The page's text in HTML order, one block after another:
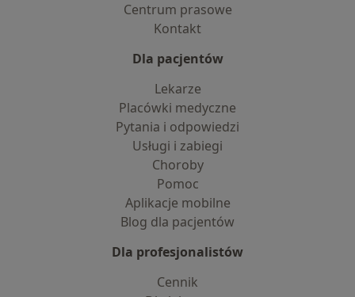
Centrum prasowe
Kontakt
Dla pacjentów
Lekarze
Placówki medyczne
Pytania i odpowiedzi
Usługi i zabiegi
Choroby
Pomoc
Aplikacje mobilne
Blog dla pacjentów
Dla profesjonalistów
Cennik